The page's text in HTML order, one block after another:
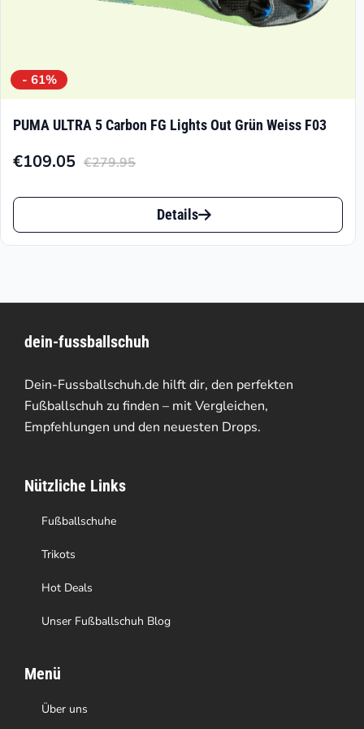
werden
- 61%
PUMA ULTRA 5 Carbon FG Lights Out Grün Weiss F03
€279.95
Ursprünglicher
Preis
€279.95
€109.05
Aktueller
Preis
€109.05.
Dieses
Produkt
auf.
Die
Optionen
können
der
Produktseite
gewählt
werden
Details
dein-fussballschuh
Dein-Fussballschuh.de hilft dir, den perfekten
Fußballschuh zu finden – mit Vergleichen,
Empfehlungen und den neuesten Drops.
Nützliche Links
Fußballschuhe
Trikots
Hot Deals
Unser Fußballschuh Blog
Menü
Über uns